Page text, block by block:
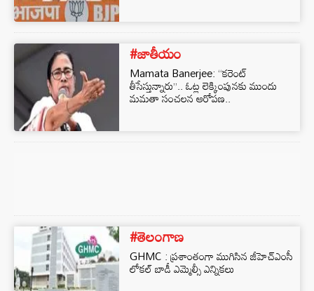
#జాతీయం
Mamata Banerjee: ‘‘కరెంట్
తీసేస్తున్నారు’’.. ఓట్ల లెక్కింపునకు ముందు
మమతా సంచలన ఆరోపణ..
#తెలంగాణ
GHMC : ప్రశాంతంగా ముగిసిన జీహెచ్‌ఎంసీ
లోకల్ బాడీ ఎమ్మెల్సీ ఎన్నికలు